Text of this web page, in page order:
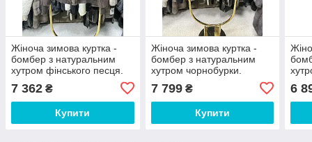
Жіноча зимова куртка -
бомбер з натуральним
хутром фінського песця.
7 362 ₴
Купити
Жіноча зимова куртка -
бомбер з натуральним
хутром чорнобурки.
7 799₴
Купити
6